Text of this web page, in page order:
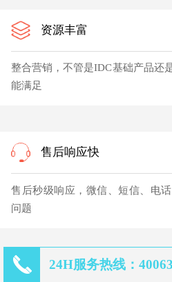
资源丰富
整合营销，不管是IDC基础产品还
能满足
售后响应快
售后秒级响应，微信、短信、电
问题
24H服务热线：